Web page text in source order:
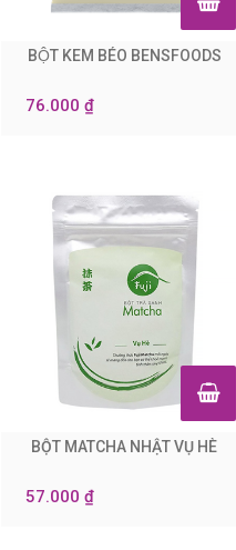
BỘT KEM BÉO BENSFOODS
76.000 ₫
BỘT MATCHA NHẬT VỤ HÈ
57.000 ₫